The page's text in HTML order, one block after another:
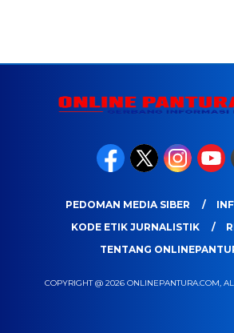
PEDOMAN MEDIA SIBER
KODE ETIK JURNALISTIK
TENTANG
COPYRIGHT @ 2026 ONLINEPANTURA.COM,